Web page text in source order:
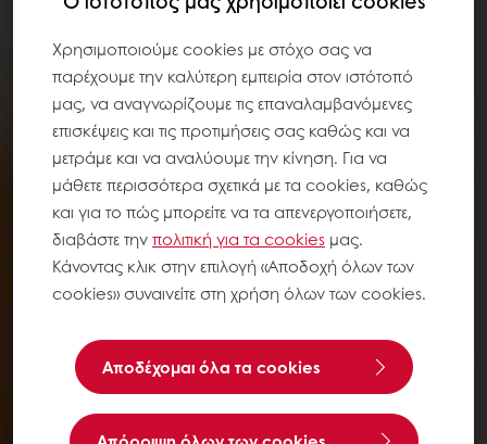
Χρησιμοποιούμε cookies με στόχο σας να
παρέχουμε την καλύτερη εμπειρία στον ιστότοπό
μας, να αναγνωρίζουμε τις επαναλαμβανόμενες
επισκέψεις και τις προτιμήσεις σας καθώς και να
μετράμε και να αναλύουμε την κίνηση. Για να
μάθετε περισσότερα σχετικά με τα cookies, καθώς
και για το πώς μπορείτε να τα απενεργοποιήσετε,
διαβάστε τηνπολιτική για τα cookies μας.
Κάνοντας κλικ στην επιλογή «Αποδοχή όλων των
cookies» συναινείτε στη χρήση όλων των cookies.
Αποδέχομαι όλα τα cookies